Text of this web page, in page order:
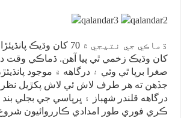
ڌماڪي جي نتيجي ۾ 70 کان
کان وڌيڪ زخمي ٿي پيا آهن. ڌماڪي وقت
صغرا برپا ٿي وئي ۽ درگاهه ۾ موجود
جڏهن ته هر طرف لاش ئي لاش پکڙيل نظر
درگاهه قلندر شهباز ۽ ڀرپاسي جي بجلي
ڪري فوري طور امدادي ڪارروائيون